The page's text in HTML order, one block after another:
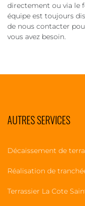
directement ou via le
équipe est toujours
de nous contacter
vous avez besoin.
AUTRES SERVICES
Décaissement de
Réalisation de
Terrassier La Cote